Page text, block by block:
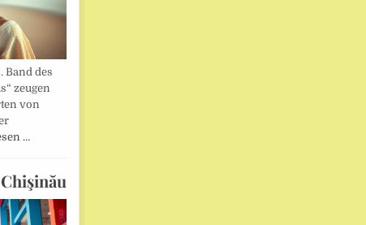
Band des
zeugen
von
…